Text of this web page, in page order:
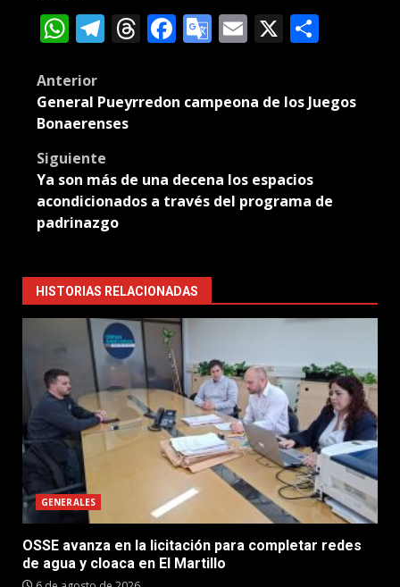
WhatsApp
Telegram
Threads
Facebook
Google
Email
X
Post
navigation
Anterior
General Pueyrredon campeona de los Juegos
Bonaerenses
Siguiente
Ya son más de una decena los espacios
acondicionados a través del programa de
padrinazgo
HISTORIAS RELACIONADAS
GENERALES
OSSE avanza en la licitación para completar redes
de agua y cloaca en El Martillo